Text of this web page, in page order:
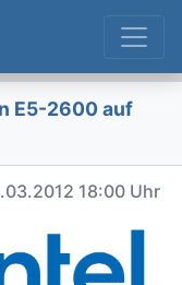
E5-2600 auf
18:00 Uhr